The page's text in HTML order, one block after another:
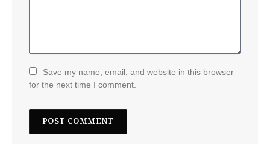
Save my name, email, and website in this browser
for the next time I comment.